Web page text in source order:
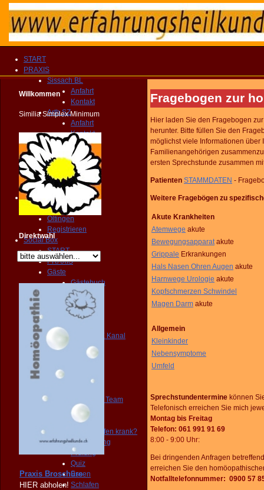
START
PRAXIS
Sissach BL
Anfahrt
Kontakt
Arth SZ
Anfahrt
Kontakt
Fragebogen
Kompendium
Homeocard
Broschüre
KONTAKT
Privat
Anfrage
Oltingen
Registrieren
Social Box
START
PRAXIS
Gäste
Gästebuch
Verein
Praxis
Club
Portale
YOUTUBE Kanal
BLOG
FORUM
Juice Plus Team
Forum
Umfragen
Macht Impfen krank?
Abstimmung
Prüfung
Quiz
Essen
Schlafen
Willkommen
Similia Simplex Minimum
Direktwahl
Praxis Broschüre
HIER abholen!
Fragebogen zur
Hier laden Sie den Fragebogen
herunter. Bitte füllen Sie den
möglichst viele Informationen
Familienangehörigen
ersten Sprechstunde zusammen
Patienten STAMMDATEN -
Weitere Fragebögen zu
Akute Krankheiten
Atemwege akute
Bewegungsapparatakute
Grippale Erkrankungen
Hals Nasen Ohren Augen akute
Harnwege Urologie akute
Kopfschmerzen Schwindel
Magen Darm akute
Allgemein
Kleinkinder
Nebensymptome
Umfeld
Sprechstundentermine können
Telefonisch erreichen Sie mich
Montag bis Freitag
Telefon: 061 991 91 69
8:00 - 9:00 Uhr:
Bei dringenden Anfragen
erreichen Sie den
Notfalltelefonnummer: 0900 57